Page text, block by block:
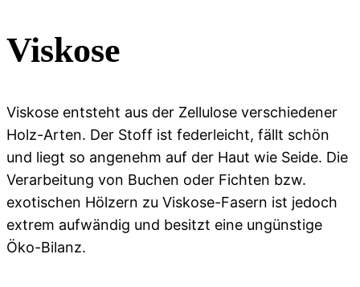
Viskose
Viskose entsteht aus der Zellulose verschiedener
Holz-Arten. Der Stoff ist federleicht, fällt schön
und liegt so angenehm auf der Haut wie Seide. Die
Verarbeitung von Buchen oder Fichten bzw.
exotischen Hölzern zu Viskose-Fasern ist jedoch
extrem aufwändig und besitzt eine ungünstige
Öko-Bilanz.